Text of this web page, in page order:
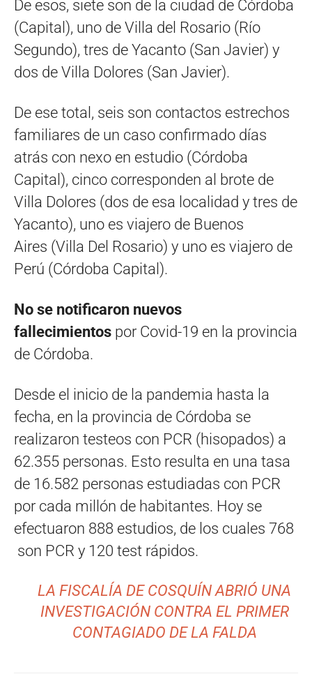
De esos, siete son de la ciudad de Córdoba
(Capital), uno de Villa del Rosario (Río
Segundo), tres de Yacanto (San Javier) y
dos de Villa Dolores (San Javier).
De ese total, seis son contactos estrechos
familiares de un caso confirmado días
atrás con nexo en estudio (Córdoba
Capital), cinco corresponden al brote de
Villa Dolores (dos de esa localidad y tres de
Yacanto), uno es viajero de Buenos
Aires (Villa Del Rosario) y uno es viajero de
Perú (Córdoba Capital).
No se notificaron nuevos
fallecimientos por Covid-19 en la provincia
de Córdoba.
Desde el inicio de la pandemia hasta la
fecha, en la provincia de Córdoba se
realizaron testeos con PCR (hisopados) a
62.355 personas. Esto resulta en una tasa
de 16.582 personas estudiadas con PCR
por cada millón de habitantes. Hoy se
efectuaron 888 estudios, de los cuales 768
son PCR y 120 test rápidos.
LA FISCALÍA DE COSQUÍN ABRIÓ UNA
INVESTIGACIÓN CONTRA EL PRIMER
CONTAGIADO DE LA FALDA